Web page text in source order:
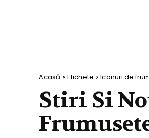
Acasă Etichete Iconuri de
Stiri Si